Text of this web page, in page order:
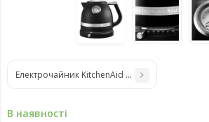
Електрочайник KitchenAid 5KEK1522ECA
В наявності